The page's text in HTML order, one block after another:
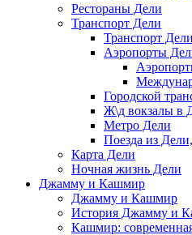
Рестораны Дели
Транспорт Дели
Транспорт Дели
Аэропорты
Городской
Ж\д вокзалы в
Метро Дели
Поезда из
Карта Дели
Ночная жизнь Дели
Джамму и Кашмир
Джамму и Кашмир
История Джамму и
Кашмир: